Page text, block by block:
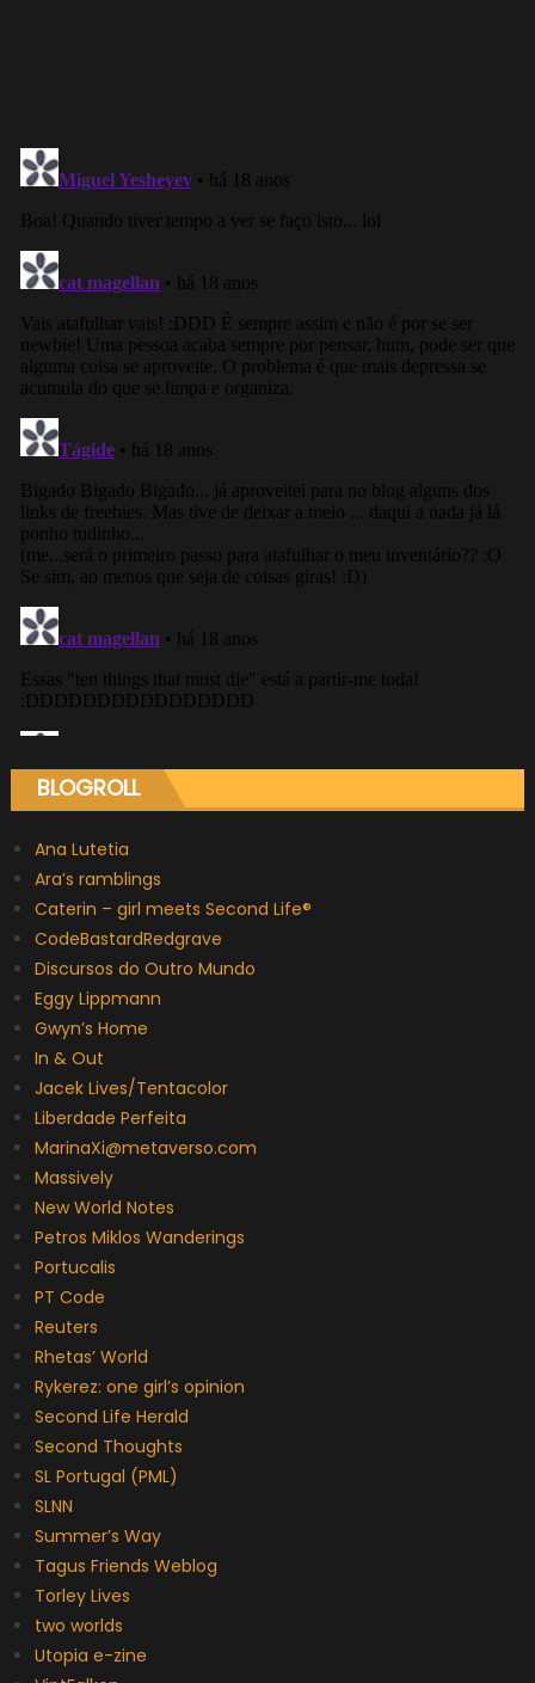
BLOGROLL
Ana Lutetia
Ara’s ramblings
Caterin – girl meets Second Life®
CodeBastardRedgrave
Discursos do Outro Mundo
Eggy Lippmann
Gwyn’s Home
In & Out
Jacek Lives/Tentacolor
Liberdade Perfeita
MarinaXi@metaverso.com
Massively
New World Notes
Petros Miklos Wanderings
Portucalis
PT Code
Reuters
Rhetas’ World
Rykerez: one girl’s opinion
Second Life Herald
Second Thoughts
SL Portugal (PML)
SLNN
Summer’s Way
Tagus Friends Weblog
Torley Lives
two worlds
Utopia e-zine